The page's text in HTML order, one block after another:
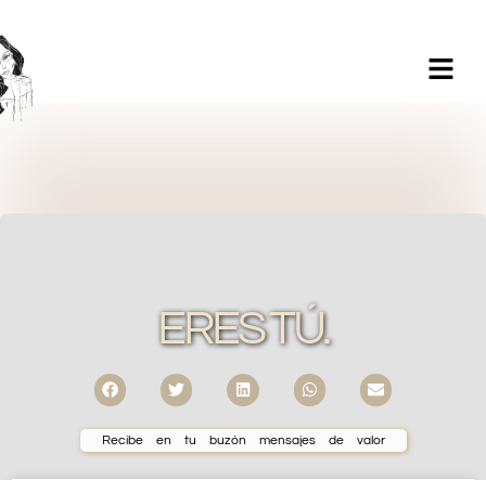
Formación | Ilustración holistic lifestyle | - CONTACTA -
ERES TÚ.
Recibe en tu buzón mensajes de valor